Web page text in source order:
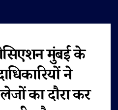
मुंबई के
ने
का दौरा कर